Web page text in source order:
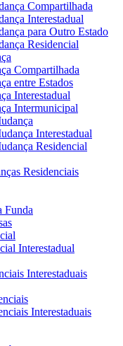
Compartilhada
Interestadual
para Outro Estado
Residencial
Compartilhada
entre Estados
Interestadual
Intermunicipal
Interestadual
Residencial
Residenciais
Funda
Interestadual
Interestaduais
Interestaduais